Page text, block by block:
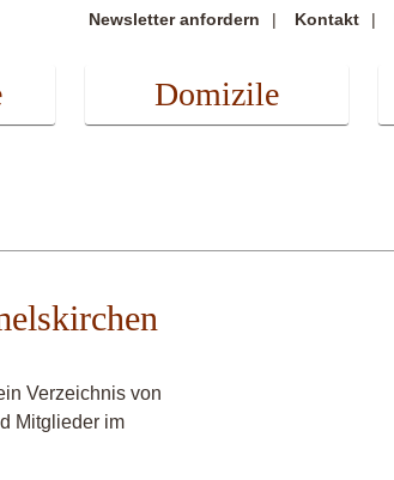
Newsletter anfordern Kontakt
Domizile
Verzeichnis von
Mitglieder im